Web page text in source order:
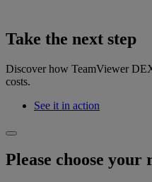
Take the next step
Discover how TeamViewer
costs.
See it in action
Please choose your